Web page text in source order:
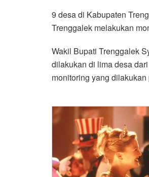
9 desa di Kabupaten
Trenggalek melakukan
Wakil Bupati Trenggalek
dilakukan di lima desa
monitoring yang